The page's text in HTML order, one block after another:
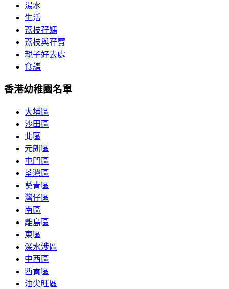
湯水
生活
荔枝孖媽
荔枝與孖寶
親子好去處
食譜
香港幼稚園名單
大埔區
沙田區
北區
元朗區
屯門區
荃灣區
葵青區
灣仔區
南區
離島區
東區
深水涉區
中西區
西貢區
油尖旺區